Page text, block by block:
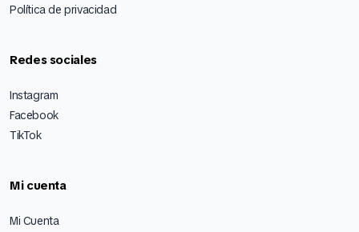
Política de privacidad
Redes sociales
Instagram
Facebook
TikTok
Mi cuenta
Mi Cuenta